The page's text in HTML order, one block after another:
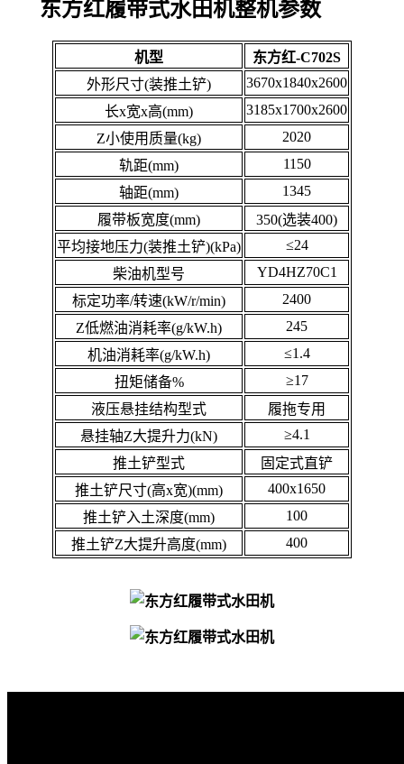
东方红履带式水田机整机参数
机型
东方红-C702S
外形尺寸(装推土铲)
3670x1840x2600
长x宽x高(mm)
3185x1700x2600
Z小使用质量(kg)
2020
轨距(mm)
1150
轴距(mm)
1345
履带板宽度(mm)
350(选装400)
平均接地压力(装推土铲)(kPa)
≤24
柴油机型号
YD4HZ70C1
标定功率/转速(kW/r/min)
2400
Z低燃油消耗率(g/kW.h)
245
机油消耗率(g/kW.h)
≤1.4
扭矩储备%
≥17
液压悬挂结构型式
履拖专用
悬挂轴Z大提升力(kN)
≥4.1
推土铲型式
固定式直铲
推土铲尺寸(高x宽)(mm)
400x1650
推土铲入土深度(mm)
100
推土铲Z大提升高度(mm)
400